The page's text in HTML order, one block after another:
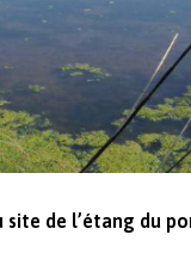
de l’étang du